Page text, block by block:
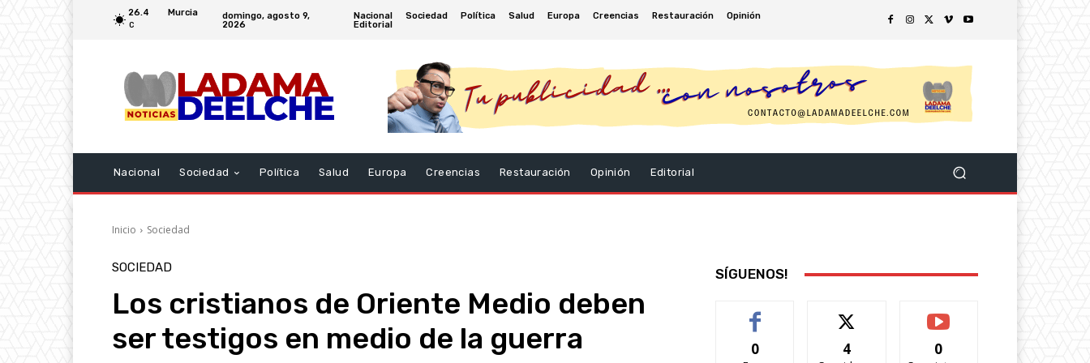
26.4
C
Murcia
domingo, agosto 9,
2026
Nacional Sociedad Política Salud Europa Creencias Restauración
Opinión
Editorial
Nacional Sociedad Política Salud Europa Creencias Restauración Opinión Editorial
Inicio Sociedad
SOCIEDAD
Los cristianos de Oriente Medio deben
ser testigos en medio de la guerra
SÍGUENOS!
0 4 0